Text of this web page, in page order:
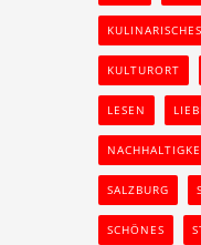
KULINARISCHES
KULTURORT
LESEN
SALZBURG
SCHÖNES